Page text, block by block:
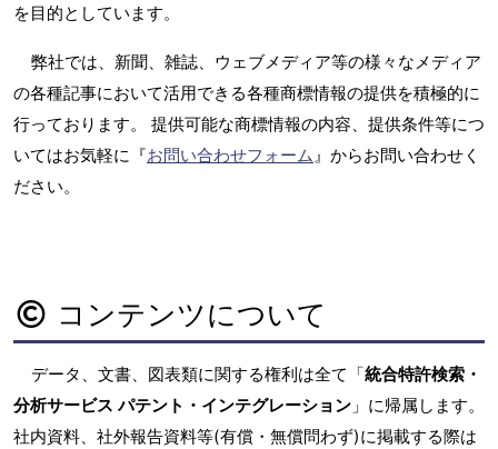
を目的としています。
弊社では、新聞、雑誌、ウェブメディア等の様々なメディア
の各種記事において活用できる各種商標情報の提供を積極的に
行っております。 提供可能な商標情報の内容、提供条件等につ
いてはお気軽に『お問い合わせフォーム 』からお問い合わせく
ださい。
コンテンツについて
データ、文書、図表類に関する権利は全て「統合特許検索・
分析サービス パテント・インテグレーション 」に帰属します。
社内資料、社外報告資料等(有償・無償問わず)に掲載する際は